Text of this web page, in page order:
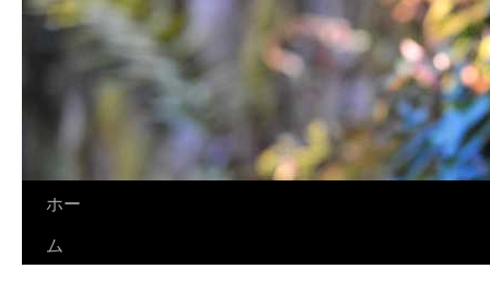
ホー
ム